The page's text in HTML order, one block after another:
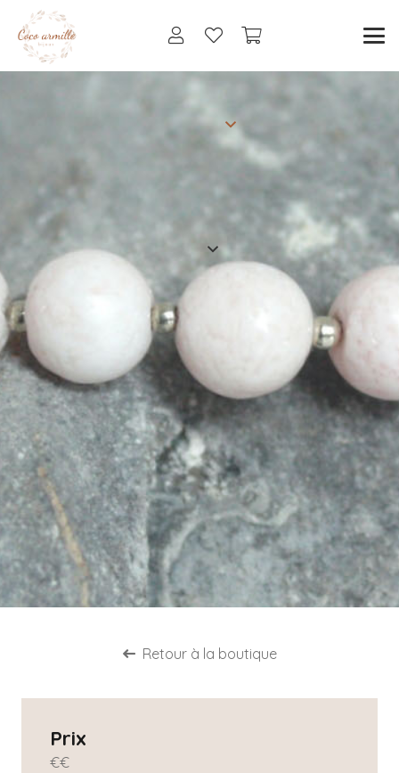
Retour à la boutique
Prix
€€